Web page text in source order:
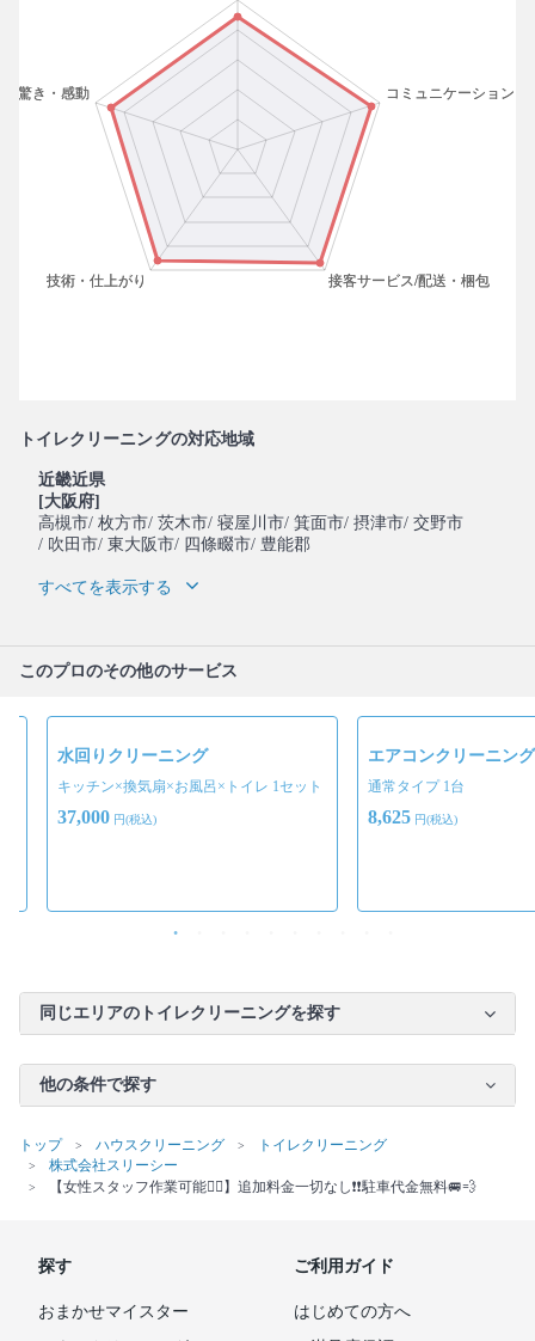
トイレクリーニングの対応地域
近畿近県
[大阪府]
高槻市/ 枚方市/ 茨木市/ 寝屋川市/ 箕面市/ 摂津市/ 交野市
/ 吹田市/ 東大阪市/ 四條畷市/ 豊能郡
すべてを表示する
このプロのその他のサービス
水回りクリーニング
キッチン×換気扇×お風呂×トイレ 1セット
37,000 円(税込)
エアコンクリーニング
通常タイプ 1台
8,625 円(税込)
同じエリアのトイレクリーニングを探す
他の条件で探す
トップ ハウスクリーニング
トイレクリーニング
株式会社スリーシー
【女性スタッフ作業可能🙆‍♀️】追加料金一切なし❗️❗️駐車代金無料🚐💨
探す
おまかせマイスター
ご利用ガイド
はじめての方へ